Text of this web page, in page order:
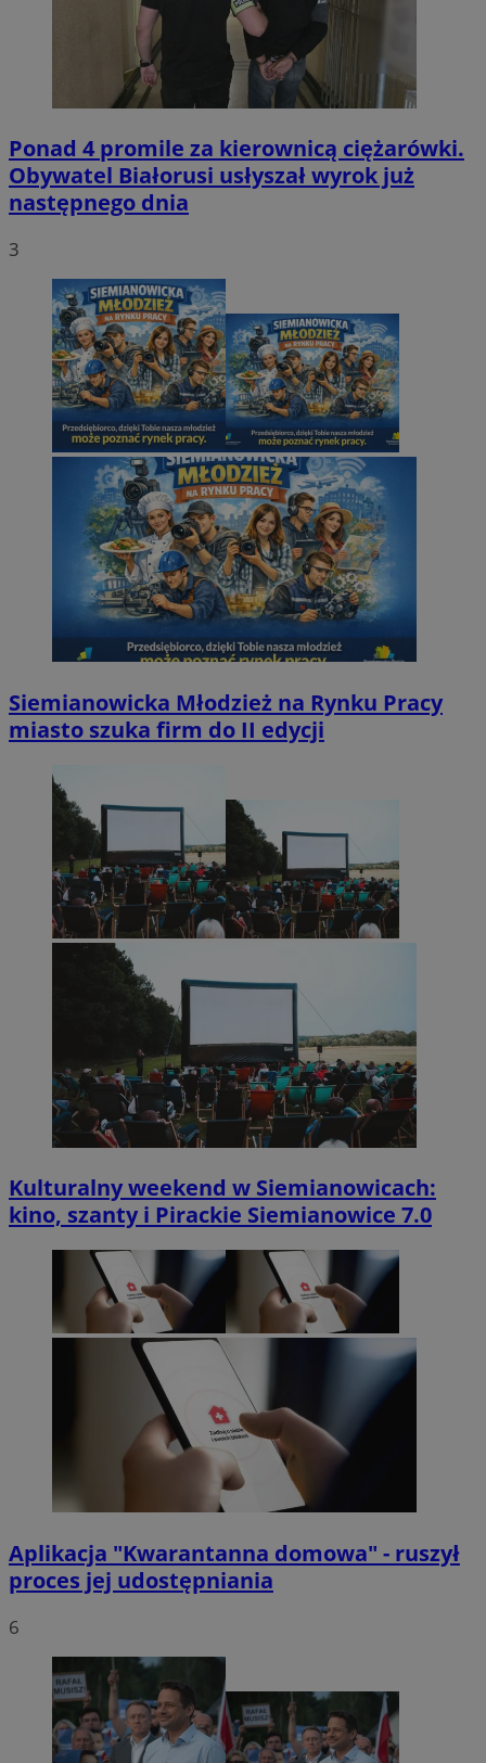
Ponad 4 promile za kierownicą ciężarówki.
Obywatel Białorusi usłyszał wyrok już
następnego dnia
3
Siemianowicka Młodzież na Rynku Pracy
miasto szuka firm do II edycji
Kulturalny weekend w Siemianowicach:
kino, szanty i Pirackie Siemianowice 7.0
Aplikacja "Kwarantanna domowa" - ruszył
proces jej udostępniania
6